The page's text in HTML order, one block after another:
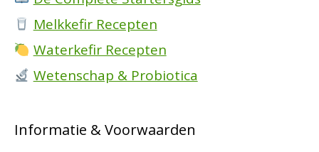
Melkkefir Recepten
Waterkefir Recepten
Wetenschap & Probiotica
Informatie & Voorwaarden